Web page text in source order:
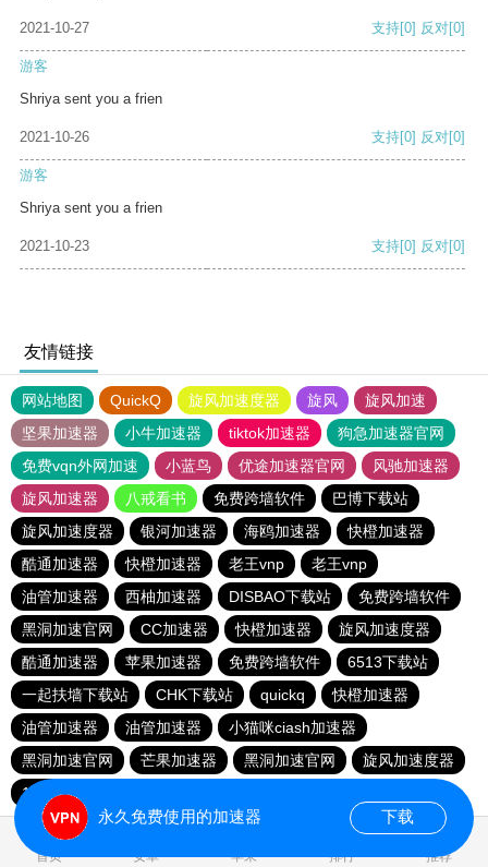
2021-10-27 支持[0] 反对[0]
游客
Shriya sent you a frien
2021-10-26 支持[0] 反对[0]
游客
Shriya sent you a frien
2021-10-23 支持[0] 反对[0]
友情链接
网站地图 QuickQ 旋风加速度器 旋风
旋风加速
坚果加速器
小牛加速器 tiktok加速器
狗急加速器官网
免费vqn外网加速
小蓝鸟 优途加速器官网
风驰加速器
旋风加速器
八戒看书 免费跨墙软件
巴博下载站
旋风加速度器
银河加速器 海鸥加速器
快橙加速器
酷通加速器
快橙加速器 老王vnp
老王vnp
油管加速器
西柚加速器 DISBAO下载站
免费跨墙软件
黑洞加速官网
CC加速器 快橙加速器
旋风加速度器
酷通加速器
苹果加速器 免费跨墙软件
6513下载站
一起扶墙下载站
CHK下载站 quickq
快橙加速器
油管加速器
油管加速器
小猫咪ciash加速器
黑洞加速官网
芒果加速器 黑洞加速官网
旋风加速度器
186下载站
首页 安卓 苹果 排行 推荐
永久免费使用的加速器 下载
0.253935s